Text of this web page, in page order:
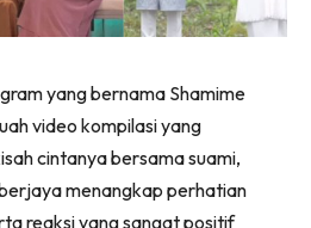
yang bernama Shamime
video kompilasi yang
cintanya bersama suami,
menangkap perhatian
reaksi yang sangat positif